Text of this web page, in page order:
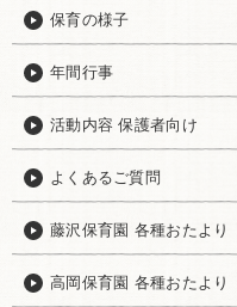
保育の様子
年間行事
活動内容 保護者向け
よくあるご質問
藤沢保育園 各種おたより
高岡保育園 各種おたより